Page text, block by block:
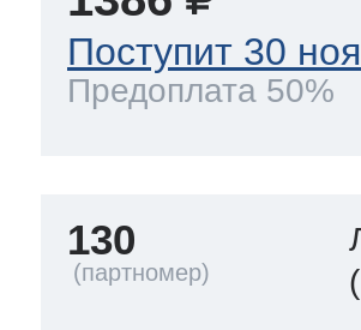
Поступит 30
Предоплата 50%
130